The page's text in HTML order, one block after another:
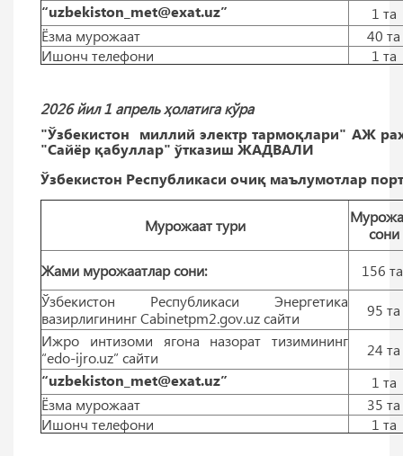
“uzbekiston_met@exat.uz”
1 тa
Ёзма мурожаат
40 тa
Ишонч телефони
1 тa
2026 йил 1 апрель ҳолатига кўра
"Ўзбекистон миллий электр тармоқлари" АЖ
"Сайёр қабуллар" ўтказиш ЖАДВАЛИ
Ўзбекистон Республикаси очиқ маълумотлар
Мурожаат тури
сони
Жами мурожаатлар сони:
156
Ўзбекистон Республикаси Энергетика
вазирлигининг Cabinetpm2.gov.uz сайти
95 тa
Ижро интизоми ягона назорат тизимининг
“edo-ijro.uz” сайти
24 тa
“uzbekiston_met@exat.uz”
1 тa
Ёзма мурожаат
35 тa
Ишонч телефони
1 тa